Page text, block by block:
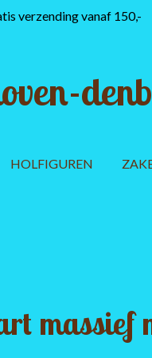
verzending vanaf 150,-
HOLFIGUREN
massief